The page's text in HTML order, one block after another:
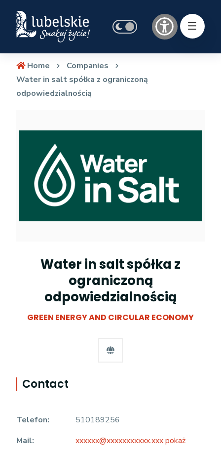
Home
Companies
Water in salt spółka z ograniczoną
odpowiedzialnością
Water in salt spółka z
ograniczoną
odpowiedzialnością
GREEN ENERGY AND CIRCULAR ECONOMY
Contact
Telefon:
510189256
Mail:
xxxxxx@xxxxxxxxxxx.xxx pokaż